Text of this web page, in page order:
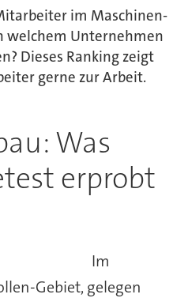
im Maschinen-
welchem Unternehmen
Dieses Ranking zeigt
gerne zur Arbeit.
Was
erprobt
Im
Gebiet, gelegen